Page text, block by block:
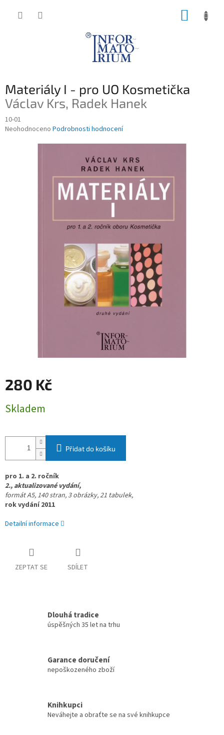
Materiály I - pro UO Kosmetička
Václav Krs, Radek Hanek
10-01
Průměrné
Neohodnoceno Podrobnosti hodnocení
280 Kč
cena:
Skladem
Přidat do košíku
pro 1. a 2. ročník
2., aktualizované vydání,
formát A5, 140 stran, 3 obrázky , 21 tabulek,
rok vydání 2011
Detailní informace
ZEPTAT SE SDÍLET
Dlouhá tradice
úspěšných 35 let na trhu
Garance doručení
nepoškozeného zboží
Knihkupci
Neváhejte a obraťte se na své knihkupce